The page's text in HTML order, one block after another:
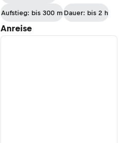
Champéry
Aufstieg: bis 300 m Dauer: bis 2 h
Anreise